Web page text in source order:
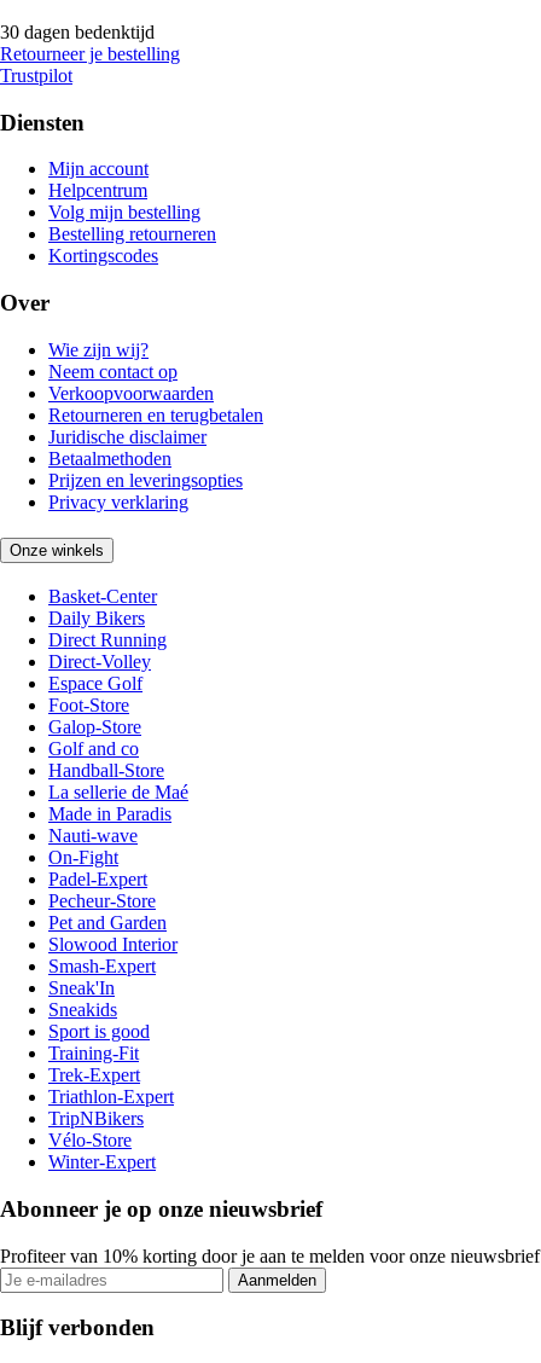
30 dagen bedenktijd
Retourneer je bestelling
Trustpilot
Diensten
Mijn account
Helpcentrum
Volg mijn bestelling
Bestelling retourneren
Kortingscodes
Over
Wie zijn wij?
Neem contact op
Verkoopvoorwaarden
Retourneren en terugbetalen
Juridische disclaimer
Betaalmethoden
Prijzen en leveringsopties
Privacy verklaring
Onze winkels
Basket-Center
Daily Bikers
Direct Running
Direct-Volley
Espace Golf
Foot-Store
Galop-Store
Golf and co
Handball-Store
La sellerie de Maé
Made in Paradis
Nauti-wave
On-Fight
Padel-Expert
Pecheur-Store
Pet and Garden
Slowood Interior
Smash-Expert
Sneak'In
Sneakids
Sport is good
Training-Fit
Trek-Expert
Triathlon-Expert
TripNBikers
Vélo-Store
Winter-Expert
Abonneer je op onze nieuwsbrief
Profiteer van 10% korting door je aan te melden voor onze nieuwsbrief
Aanmelden
Blijf verbonden